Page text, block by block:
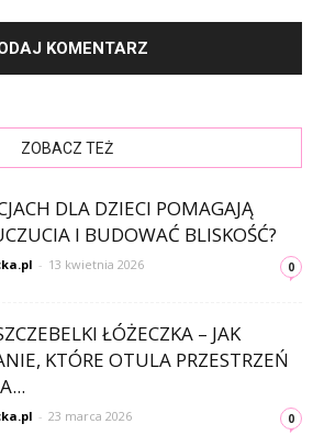
ZOBACZ TEŻ
DLA DZIECI POMAGAJĄ
I BUDOWAĆ BLISKOŚĆ?
- 13 kwietnia 2026 0
ŁÓŻECZKA – JAK
KTÓRE OTULA PRZESTRZEŃ
- 23 marca 2026 0